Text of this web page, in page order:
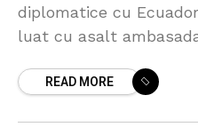
diplomatice cu
luat cu asalt
ecuadorian, Jorge
READ MORE